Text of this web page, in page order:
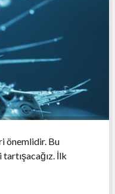
önemlidir. Bu
İlk